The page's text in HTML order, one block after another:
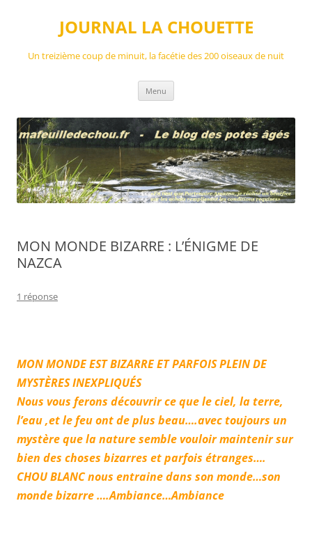
JOURNAL LA CHOUETTE
Un treizième coup de minuit, la facétie des 200 oiseaux de nuit
Menu
MON MONDE BIZARRE : L’ÉNIGME DE
NAZCA
1 réponse
MON MONDE EST BIZARRE ET PARFOIS PLEIN DE
MYSTÈRES INEXPLIQUÉS
Nous vous ferons découvrir ce que le ciel, la terre,
l’eau ,et le feu ont de plus beau….avec toujours un
mystère que la nature semble vouloir maintenir sur
bien des choses bizarres et parfois étranges….
CHOU BLANC nous entraine dans son monde…son
monde bizarre ….Ambiance…Ambiance